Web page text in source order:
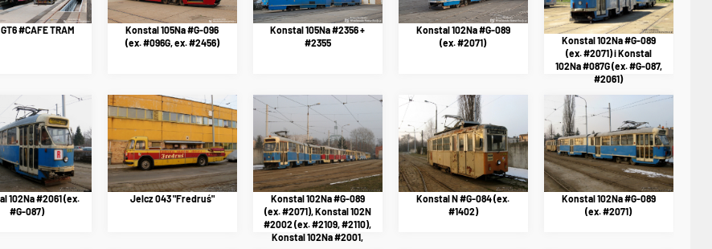
#CAFE TRAM
Konstal 105Na #G-096
(ex. #096G, ex. #2456)
Konstal 105Na #2356 +
#2355
Konstal 102Na #G-089
(ex. #2071)
Konstal 102Na #G-089
(ex. #2071) i Konstal
102Na #087G (ex. #G-087,
#2061)
102Na #2061 (ex.
#G-087)
Jelcz 043 "Fredruś"
Konstal 102Na #G-089
(ex. #2071), Konstal 102N
#2002 (ex. #2109, #2110),
Konstal 102Na #2001,
Konstal N #G-084 (ex.
#1402)
Konstal 102Na #G-089
(ex. #2071)